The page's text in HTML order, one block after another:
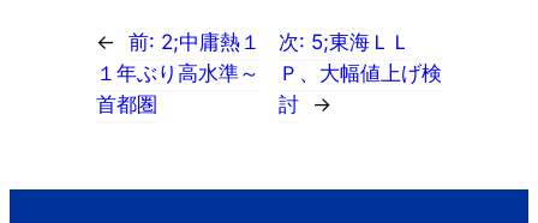
← 前: 2;中庸熱１
１年ぶり高水準～
首都圏
次: 5;東海ＬＬ
Ｐ、大幅値上げ検
討
→